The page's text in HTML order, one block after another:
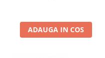
ADAUGA IN COS